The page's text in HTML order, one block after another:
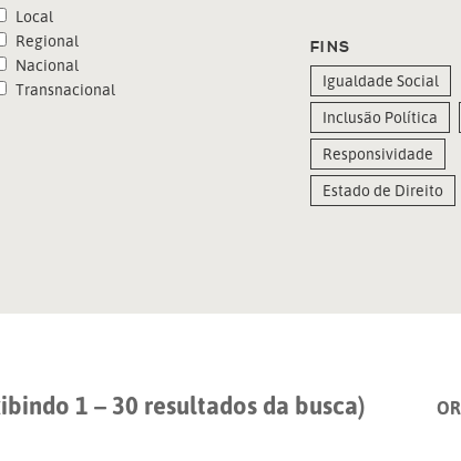
Local
Regional
Nacional
Transnacional
FINS
Igualdade Social
Inclusão Política
Responsividade
Estado de Direito
1 – 30 resultados da busca)